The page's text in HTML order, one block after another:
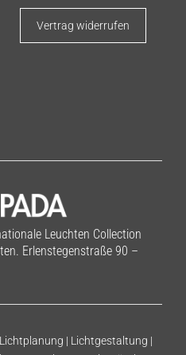
Vertrag widerrufen
Leuchten Collection
Erlenstegenstraße 90 –
| Lichtgestaltung |